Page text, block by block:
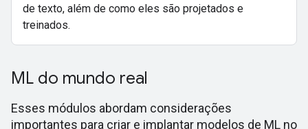
de texto, além de como eles são projetados e
treinados.
ML do mundo real
Esses módulos abordam considerações
importantes para criar e implantar modelos de ML no